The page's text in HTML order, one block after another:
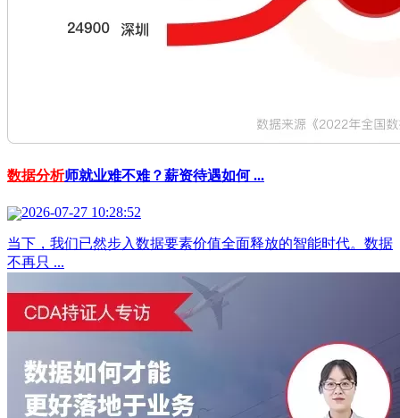
数据分析师就业难不难？薪资待遇如何 ...
2026-07-27 10:28:52
当下，我们已然步入数据要素价值全面释放的智能时代。数据
不再只 ...